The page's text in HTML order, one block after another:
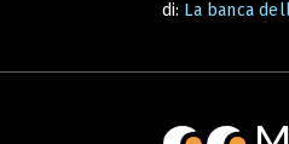
di: La banca